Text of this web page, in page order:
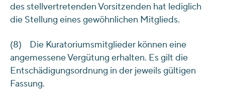
des stellvertretenden Vorsitzenden hat lediglich
die Stellung eines gewöhnlichen Mitglieds.
(8) Die Kuratoriumsmitglieder können eine
angemessene Vergütung erhalten. Es gilt die
Entschädigungsordnung in der jeweils gültigen
Fassung.